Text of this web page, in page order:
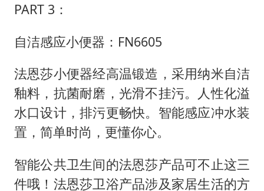
PART 3：
自洁感应小便器：FN6605
法恩莎小便器经高温锻造，采用纳米自洁
釉料，抗菌耐磨，光滑不挂污。人性化溢
水口设计，排污更畅快。智能感应冲水装
置，简单时尚，更懂你心。
智能公共卫生间的法恩莎产品可不止这三
件哦！法恩莎卫浴产品涉及家居生活的方